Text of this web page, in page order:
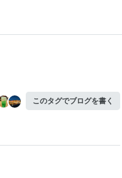
このタグでブログを書く